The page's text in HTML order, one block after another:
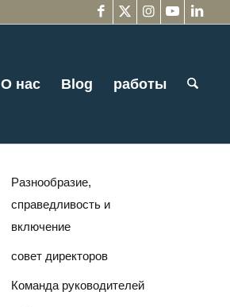
О нас Blog работы
Разнообразие,
справедливость и
включение
совет директоров
Команда руководителей